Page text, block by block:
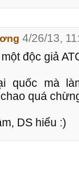
4/26/13,
độc giả
quốc mà
quá
DS hiểu :)